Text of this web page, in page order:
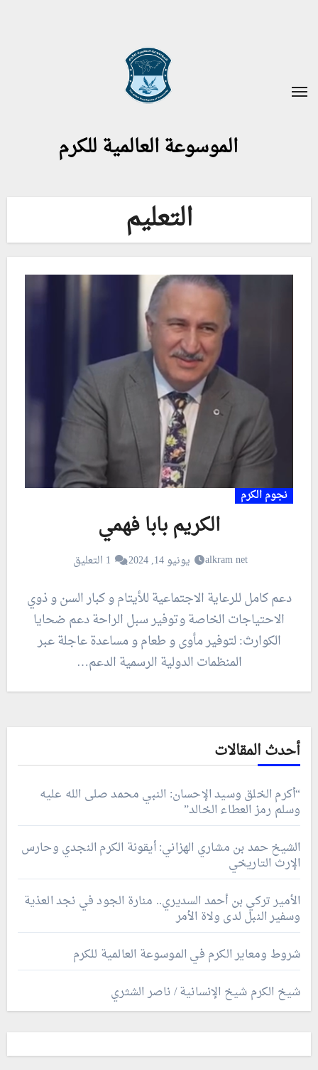
الموسوعة العالمية للكرم
التعليم
نجوم الكرم
الكريم بابا فهمي
alkram net يونيو 14, 2024 1 التعليق
دعم كامل للرعاية الاجتماعية للأيتام و كبار السن و ذوي
الاحتياجات الخاصة وتوفير سبل الراحة دعم ضحايا
الكوارث: لتوفير مأوى و طعام و مساعدة عاجلة عبر
المنظمات الدولية الرسمية الدعم…
أحدث المقالات
“أكرم الخلق وسيد الإحسان: النبي محمد صلى الله عليه
وسلم رمز العطاء الخالد”
الشيخ حمد بن مشاري الهزاني: أيقونة الكرم النجدي وحارس
الإرث التاريخي
الأمير تركي بن أحمد السديري.. منارة الجود في نجد العذية
وسفير النبل لدى ولاة الأمر
شروط ومعاير الكرم في الموسوعة العالمية للكرم
شيخ الكرم شيخ الإنسانية / ناصر الشثري